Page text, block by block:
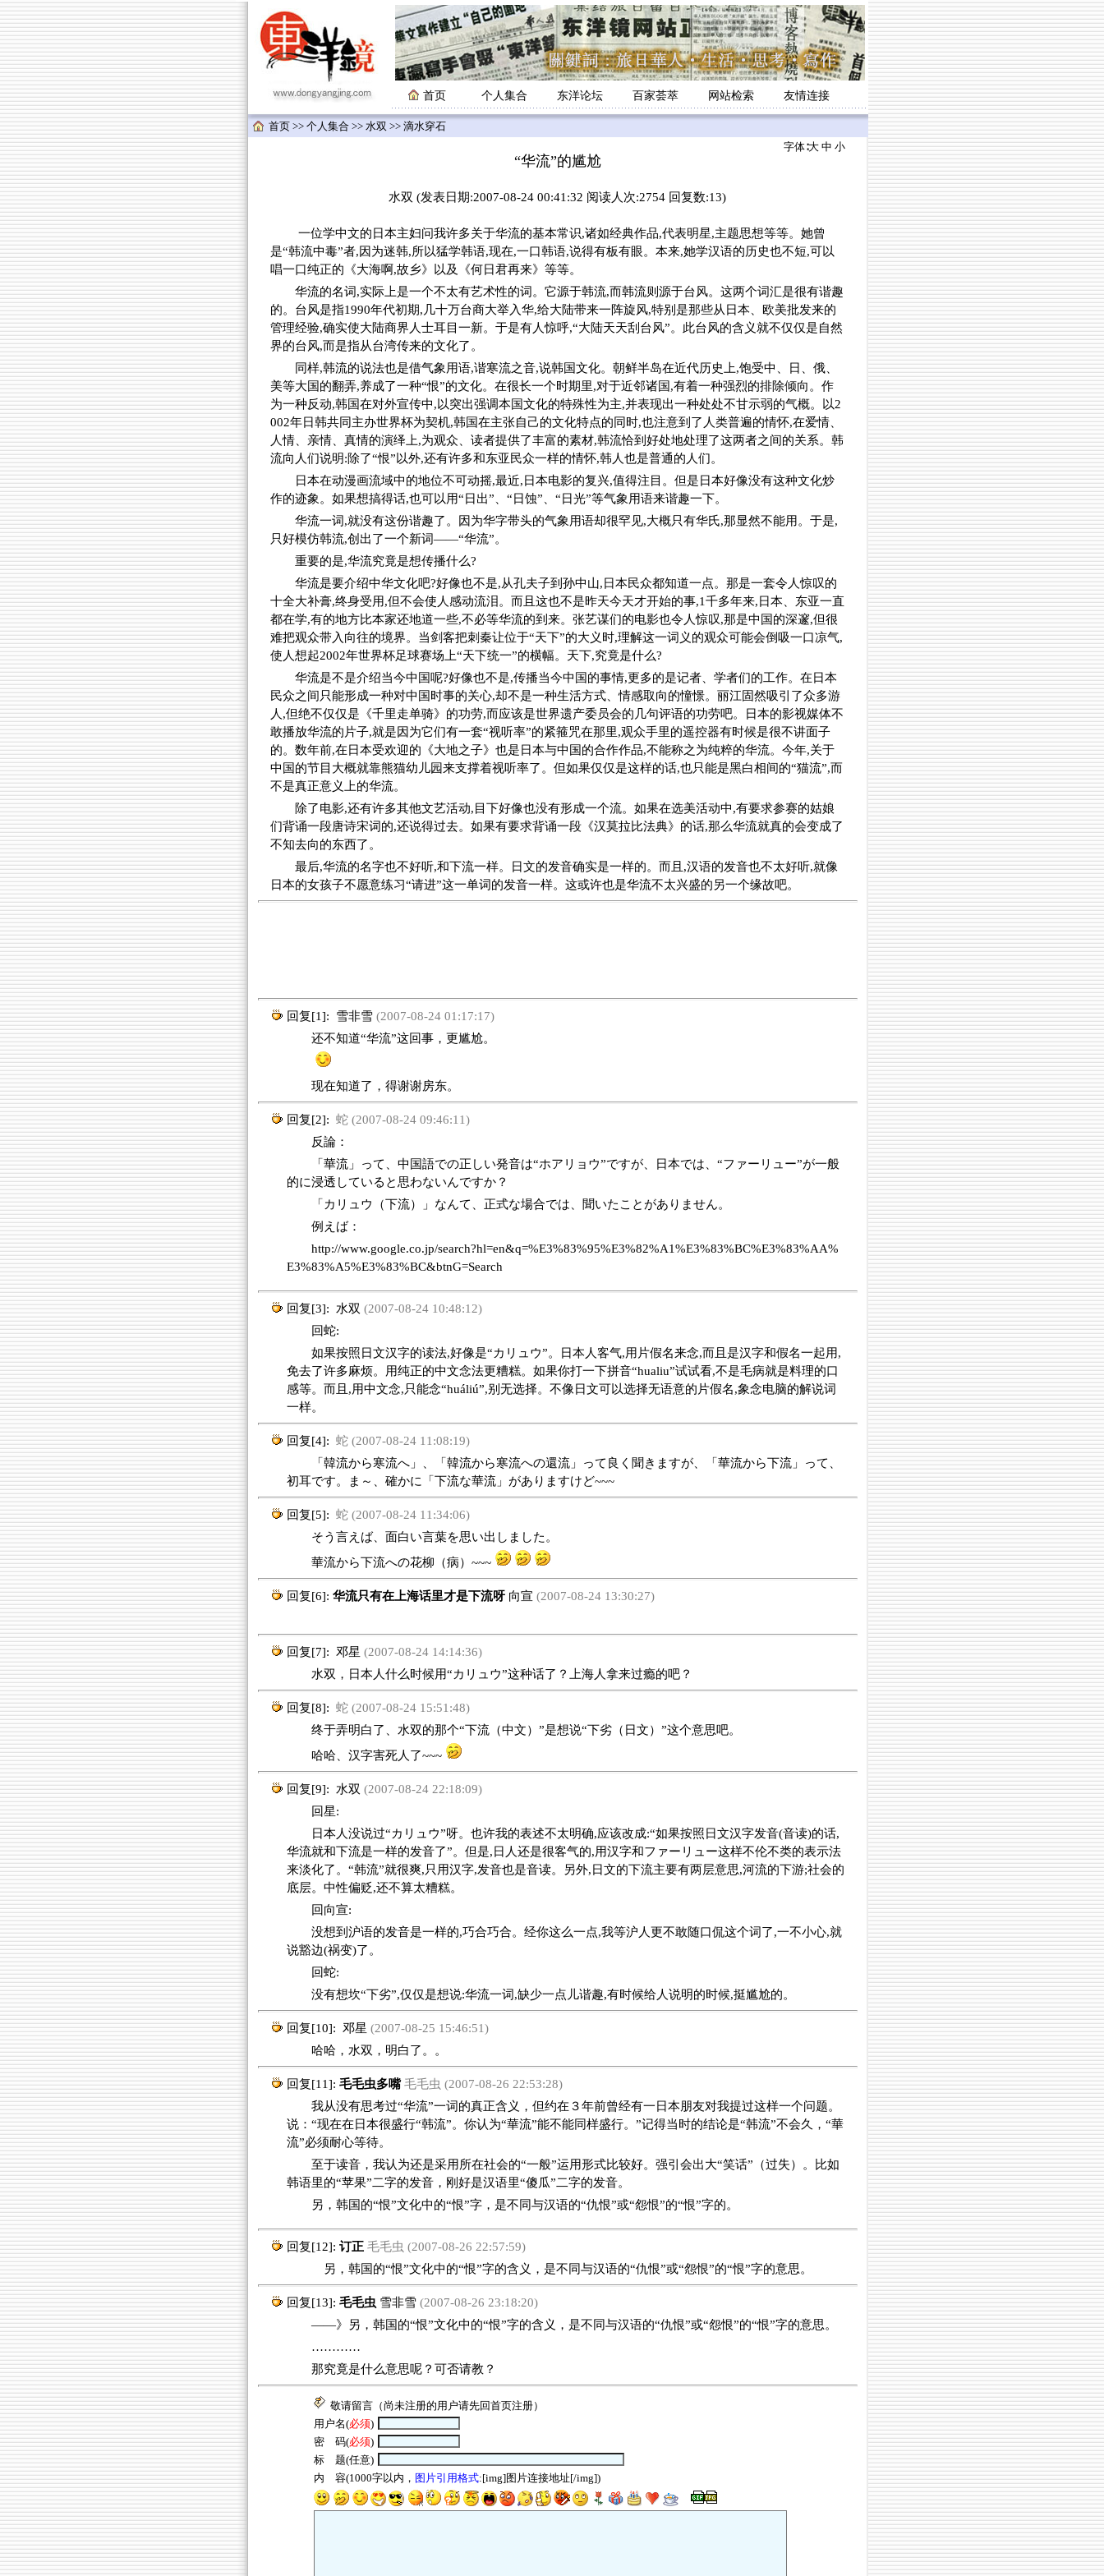
首页 个人集合 东洋论坛 百家荟萃 网站检索 友情连接
首页 >> 个人集合 >> 水双 >> 滴水穿石
字体∶大 中 小
“华流”的尴尬
水双 (发表日期:2007-08-24 00:41:32 阅读人次:2754 回复数:13)
一位学中文的日本主妇问我许多关于华流的基本常识,诸如经典作品,代表明星,主题思想等等。她曾
是“韩流中毒”者,因为迷韩,所以猛学韩语,现在,一口韩语,说得有板有眼。本来,她学汉语的历史也不短,可以
唱一口纯正的《大海啊,故乡》以及《何日君再来》等等。
华流的名词,实际上是一个不太有艺术性的词。它源于韩流,而韩流则源于台风。这两个词汇是很有谐趣
的。台风是指1990年代初期,几十万台商大举入华,给大陆带来一阵旋风,特别是那些从日本、欧美批发来的
管理经验,确实使大陆商界人士耳目一新。于是有人惊呼,“大陆天天刮台风”。此台风的含义就不仅仅是自然
界的台风,而是指从台湾传来的文化了。
同样,韩流的说法也是借气象用语,谐寒流之音,说韩国文化。朝鲜半岛在近代历史上,饱受中、日、俄、
美等大国的翻弄,养成了一种“恨”的文化。在很长一个时期里,对于近邻诸国,有着一种强烈的排除倾向。作
为一种反动,韩国在对外宣传中,以突出强调本国文化的特殊性为主,并表现出一种处处不甘示弱的气概。以2
002年日韩共同主办世界杯为契机,韩国在主张自己的文化特点的同时,也注意到了人类普遍的情怀,在爱情、
人情、亲情、真情的演绎上,为观众、读者提供了丰富的素材,韩流恰到好处地处理了这两者之间的关系。韩
流向人们说明:除了“恨”以外,还有许多和东亚民众一样的情怀,韩人也是普通的人们。
日本在动漫画流域中的地位不可动摇,最近,日本电影的复兴,值得注目。但是日本好像没有这种文化炒
作的迹象。如果想搞得话,也可以用“日出”、“日蚀”、“日光”等气象用语来谐趣一下。
华流一词,就没有这份谐趣了。因为华字带头的气象用语却很罕见,大概只有华氏,那显然不能用。于是,
只好模仿韩流,创出了一个新词――“华流”。
重要的是,华流究竟是想传播什么?
华流是要介绍中华文化吧?好像也不是,从孔夫子到孙中山,日本民众都知道一点。那是一套令人惊叹的
十全大补膏,终身受用,但不会使人感动流泪。而且这也不是昨天今天才开始的事,1千多年来,日本、东亚一直
都在学,有的地方比本家还地道一些,不必等华流的到来。张艺谋们的电影也令人惊叹,那是中国的深邃,但很
难把观众带入向往的境界。当剑客把刺秦让位于“天下”的大义时,理解这一词义的观众可能会倒吸一口凉气,
使人想起2002年世界杯足球赛场上“天下统一”的横幅。天下,究竟是什么?
华流是不是介绍当今中国呢?好像也不是,传播当今中国的事情,更多的是记者、学者们的工作。在日本
民众之间只能形成一种对中国时事的关心,却不是一种生活方式、情感取向的憧憬。丽江固然吸引了众多游
人,但绝不仅仅是《千里走单骑》的功劳,而应该是世界遗产委员会的几句评语的功劳吧。日本的影视媒体不
敢播放华流的片子,就是因为它们有一套“视听率”的紧箍咒在那里,观众手里的遥控器有时候是很不讲面子
的。数年前,在日本受欢迎的《大地之子》也是日本与中国的合作作品,不能称之为纯粹的华流。今年,关于
中国的节目大概就靠熊猫幼儿园来支撑着视听率了。但如果仅仅是这样的话,也只能是黑白相间的“猫流”,而
不是真正意义上的华流。
除了电影,还有许多其他文艺活动,目下好像也没有形成一个流。如果在选美活动中,有要求参赛的姑娘
们背诵一段唐诗宋词的,还说得过去。如果有要求背诵一段《汉莫拉比法典》的话,那么华流就真的会变成了
不知去向的东西了。
最后,华流的名字也不好听,和下流一样。日文的发音确实是一样的。而且,汉语的发音也不太好听,就像
日本的女孩子不愿意练习“请进”这一单词的发音一样。这或许也是华流不太兴盛的另一个缘故吧。
回复[1]: 雪非雪(2007-08-24 01:17:17)
还不知道“华流”这回事，更尴尬。
现在知道了，得谢谢房东。
回复[2]: 蛇 (2007-08-24 09:46:11)
反論：
「華流」って、中国語での正しい発音は“ホアリョウ”ですが、日本では、“ファーリュー”が一般
的に浸透していると思わないんですか？
「カリュウ（下流）」なんて、正式な場合では、聞いたことがありません。
例えば：
http://www.google.co.jp/search?hl=en&q=%E3%83%95%E3%82%A1%E3%83%BC%E3%83%AA%
E3%83%A5%E3%83%BC&btnG=Search
回复[3]: 水双 (2007-08-24 10:48:12)
回蛇:
如果按照日文汉字的读法,好像是“カリュウ”。日本人客气,用片假名来念,而且是汉字和假名一起用,
免去了许多麻烦。用纯正的中文念法更糟糕。如果你打一下拼音“hualiu”试试看,不是毛病就是料理的口
感等。而且,用中文念,只能念“huáliú”,别无选择。不像日文可以选择无语意的片假名,象念电脑的解说词
一样。
回复[4]: 蛇 (2007-08-24 11:08:19)
「韓流から寒流へ」、「韓流から寒流への還流」って良く聞きますが、「華流から下流」って、
初耳です。ま～、確かに「下流な華流」がありますけど~~~
回复[5]: 蛇 (2007-08-24 11:34:06)
そう言えば、面白い言葉を思い出しました。
華流から下流への花柳（病）~~~
回复[6]: 华流只有在上海话里才是下流呀 向宣 (2007-08-24 13:30:27)
回复[7]: 邓星 (2007-08-24 14:14:36)
水双，日本人什么时候用“カリュウ”这种话了？上海人拿来过瘾的吧？
回复[8]: 蛇 (2007-08-24 15:51:48)
终于弄明白了、水双的那个“下流（中文）”是想说“下劣（日文）”这个意思吧。
哈哈、汉字害死人了~~~
回复[9]: 水双 (2007-08-24 22:18:09)
回星:
日本人没说过“カリュウ”呀。也许我的表述不太明确,应该改成:“如果按照日文汉字发音(音读)的话,
华流就和下流是一样的发音了”。但是,日人还是很客气的,用汉字和ファーリュー这样不伦不类的表示法
来淡化了。“韩流”就很爽,只用汉字,发音也是音读。另外,日文的下流主要有两层意思,河流的下游;社会的
底层。中性偏贬,还不算太糟糕。
回向宣:
没想到沪语的发音是一样的,巧合巧合。经你这么一点,我等沪人更不敢随口侃这个词了,一不小心,就
说豁边(祸变)了。
回蛇:
没有想坎“下劣”,仅仅是想说:华流一词,缺少一点儿谐趣,有时候给人说明的时候,挺尴尬的。
回复[10]: 邓星 (2007-08-25 15:46:51)
哈哈，水双，明白了。。
回复[11]: 毛毛虫多嘴 毛毛虫 (2007-08-26 22:53:28)
我从没有思考过“华流”一词的真正含义，但约在３年前曾经有一日本朋友对我提过这样一个问题。
说：“现在在日本很盛行“韩流”。你认为“華流”能不能同样盛行。”记得当时的结论是“韩流”不会久，“華
流”必须耐心等待。
至于读音，我认为还是采用所在社会的“一般”运用形式比较好。强引会出大“笑话”（过失）。比如
韩语里的“苹果”二字的发音，刚好是汉语里“傻瓜”二字的发音。
另，韩国的“恨”文化中的“恨”字，是不同与汉语的“仇恨”或“怨恨”的“恨”字的。
回复[12]: 订正 毛毛虫 (2007-08-26 22:57:59)
另，韩国的“恨”文化中的“恨”字的含义，是不同与汉语的“仇恨”或“怨恨”的“恨”字的意思。
回复[13]: 毛毛虫 雪非雪(2007-08-26 23:18:20)
——》另，韩国的“恨”文化中的“恨”字的含义，是不同与汉语的“仇恨”或“怨恨”的“恨”字的意思。
…………
那究竟是什么意思呢？可否请教？
敬请留言（尚未注册的用户请先回首页注册）
用户名(必须)
密 码(必须)
标 题(任意)
内 容(1000字以内， 图片引用格式:[img]图片连接地址[/img])